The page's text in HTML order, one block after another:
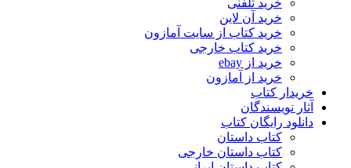
خرید تلفنی
خرید آن لاین
خرید کتاب از سایت آمازون
خرید کتاب خارجی
خرید از ebay
خرید از آمازون
خریدار کتاب
آثار نویسندگان
دانلود رایگان کتاب
کتاب داستان
کتاب داستان خارجی